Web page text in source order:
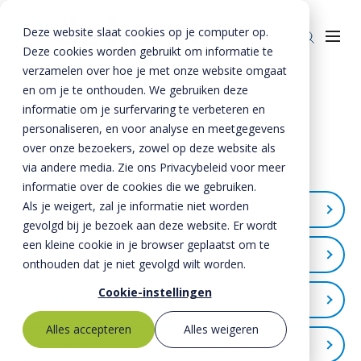
Deze website slaat cookies op je computer op.
Deze cookies worden gebruikt om informatie te
verzamelen over hoe je met onze website omgaat
en om je te onthouden. We gebruiken deze
informatie om je surfervaring te verbeteren en
personaliseren, en voor analyse en meetgegevens
over onze bezoekers, zowel op deze website als
via andere media. Zie ons Privacybeleid voor meer
informatie over de cookies die we gebruiken.
Als je weigert, zal je informatie niet worden
gevolgd bij je bezoek aan deze website. Er wordt
een kleine cookie in je browser geplaatst om te
onthouden dat je niet gevolgd wilt worden.
Cookie-instellingen
Alles accepteren
Alles weigeren
Bestekservice
Producten
Riolering
Bestrating
Oplossingen
BTE Groep
Onze verhalen
Over ons
MVO
Kernwaarden
Home »Downloads
Downloads
Verfijn je zoekresultaat
Download zoeken
Categorie
Folders / Brochures / Flyers (21)
Certificaten (23)
Bestrating